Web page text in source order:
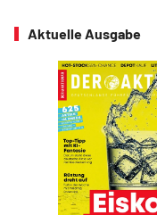
Aktuelle Ausgabe